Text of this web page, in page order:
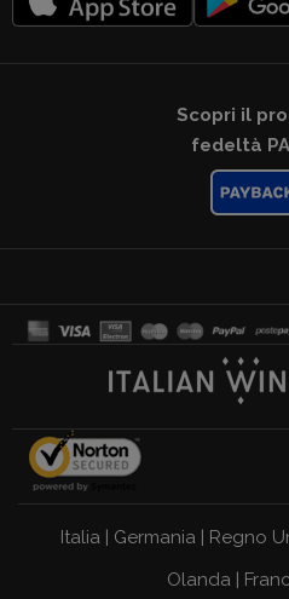
Scopri il
fedeltà
Italia| Germania| Regno
Olanda |